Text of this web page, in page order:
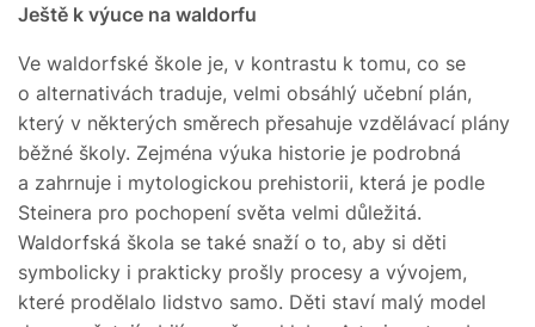
Ještě k výuce na waldorfu
Ve waldorfské škole je, v kontrastu k tomu, co se
o alternativách traduje, velmi obsáhlý učební plán,
který v některých směrech přesahuje vzdělávací plány
běžné školy. Zejména výuka historie je podrobná
a zahrnuje i mytologickou prehistorii, která je podle
Steinera pro pochopení světa velmi důležitá.
Waldorfská škola se také snaží o to, aby si děti
symbolicky i prakticky prošly procesy a vývojem,
které prodělalo lidstvo samo. Děti staví malý model